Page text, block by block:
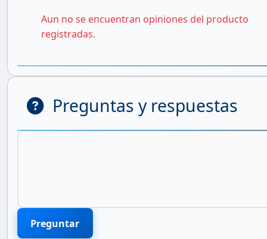
Aun no se encuentran opiniones del producto
registradas.
Preguntas y respuestas
Preguntar